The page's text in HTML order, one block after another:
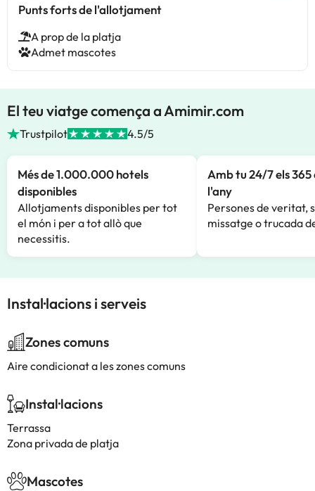
Punts forts de l'allotjament
A prop de la platja
Admet mascotes
El teu viatge comença a Amimir.com
Trustpilot 4.5/5
Més de 1.000.000 hotels
disponibles
Allotjaments disponibles per tot
el món i per a tot allò que
necessitis.
Amb tu 24/7 els 365
l'any
Persones de veritat,
missatge o trucada
Instal·lacions i serveis
Zones comuns
Aire condicionat a les zones comuns
Instal·lacions
Terrassa
Zona privada de platja
Mascotes